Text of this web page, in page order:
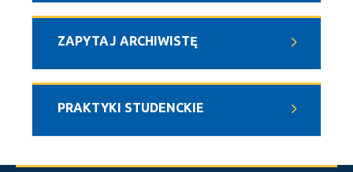
ZAPYTAJ ARCHIWISTĘ
PRAKTYKI STUDENCKIE